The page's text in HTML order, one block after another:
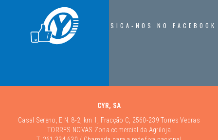
SIGA-NOS NO FACEBOOK
CYR, SA
Casal Sereno, E.N. 8-2, km 1, Fracção C, 2560-239 Torres Vedras
TORRES NOVAS Zona comercial da Agriloja